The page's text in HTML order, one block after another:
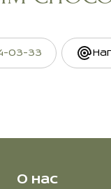
03-33
О нас